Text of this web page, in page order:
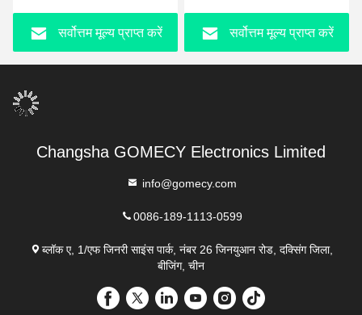
सर्वोत्तम मूल्य प्राप्त करें
शरीर का आकृति और सटीक
लेजर तकनीक के साथ त्वचा
कसना
सर्वोत्तम मूल्य प्राप्त करें
Changsha GOMECY Electronics Limited
info@gomecy.com
0086-189-1113-0599
ब्लॉक ए, 1/एफ जिनरी साइंस पार्क, नंबर 26 जिनयुआन रोड, दक्सिंग जिला,
बीजिंग, चीन